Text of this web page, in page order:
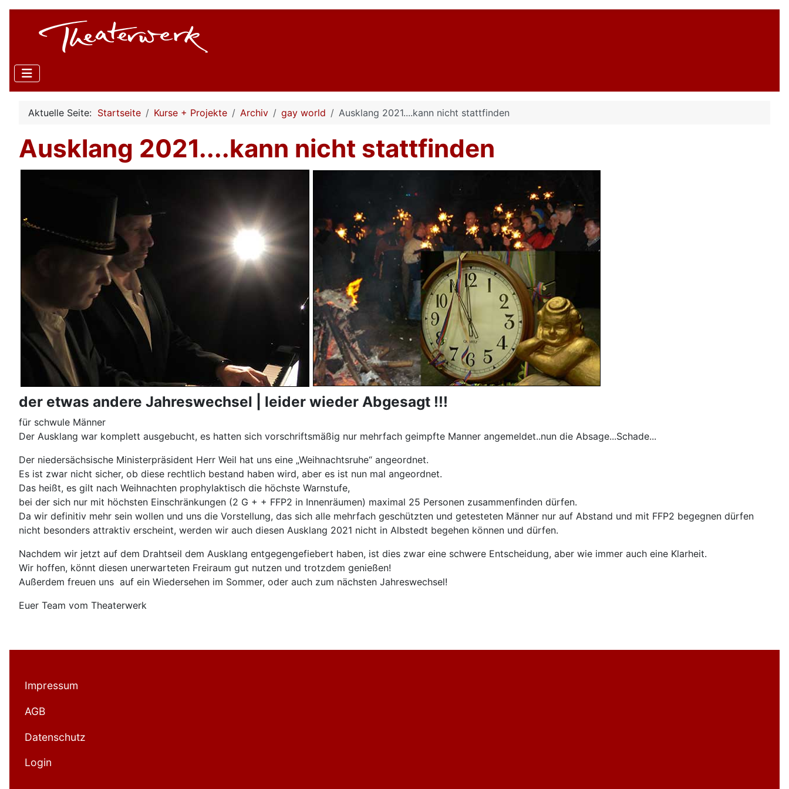
Aktuelle Seite: Startseite Kurse + Projekte Archiv gay world Ausklang 2021....kann nicht stattfinden
Ausklang 2021....kann nicht stattfinden
der etwas andere Jahreswechsel | leider wieder Abgesagt !!!
für schwule Männer
Der Ausklang war komplett ausgebucht, es hatten sich vorschriftsmäßig nur mehrfach geimpfte Manner angemeldet..nun die Absage...Schade...
Der niedersächsische Ministerpräsident Herr Weil hat uns eine „Weihnachtsruhe“ angeordnet.
Es ist zwar nicht sicher, ob diese rechtlich bestand haben wird, aber es ist nun mal angeordnet.
Das heißt, es gilt nach Weihnachten prophylaktisch die höchste Warnstufe,
bei der sich nur mit höchsten Einschränkungen (2 G + + FFP2 in Innenräumen) maximal 25 Personen zusammenfinden dürfen.
Da wir definitiv mehr sein wollen und uns die Vorstellung, das sich alle mehrfach geschützten und getesteten Männer nur auf Abstand und mit FFP2 begegnen dürfen
nicht besonders attraktiv erscheint, werden wir auch diesen Ausklang 2021 nicht in Albstedt begehen können und dürfen.
Nachdem wir jetzt auf dem Drahtseil dem Ausklang entgegengefiebert haben, ist dies zwar eine schwere Entscheidung, aber wie immer auch eine Klarheit.
Wir hoffen, könnt diesen unerwarteten Freiraum gut nutzen und trotzdem genießen!
Außerdem freuen uns auf ein Wiedersehen im Sommer, oder auch zum nächsten Jahreswechsel!
Euer Team vom Theaterwerk
Impressum
AGB
Datenschutz
Login